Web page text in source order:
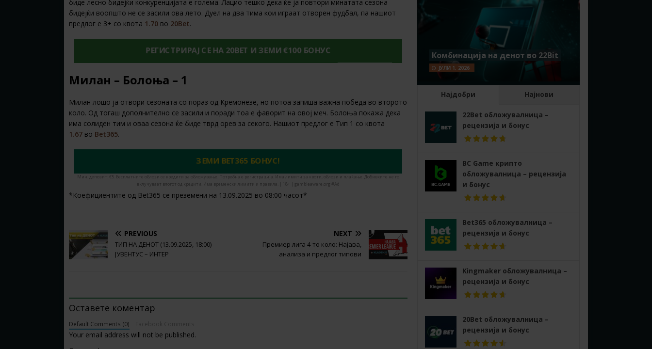
биде лесно бидејќи конкуренцијата е голема. Лацио тешко дека ќе ја повтори минатата сезона
бидејќи воопшто не се засили ова лето. Дуел на два тима кои играат отворен фудбал, па нашиот
предлог е 3+ со квота 1.70 во 20Bet.
РЕГИСТРИРАЈ СЕ НА 20BET И ЗЕМИ €100 БОНУС
Милан – Болоња – 1
Милан лошо ја отвори сезоната со пораз од Кремонезе, но потоа запиша важна победа во второто
коло. Од тогаш дополнително се засили и поради тоа е фаворит на овој меч. Болоња покажа дека
има солиден тим и оваа сезона ќе биде тврд орев за секого. Нашиот предлог е Тип 1 со квота
1.67 во Bet365.
ЗЕМИ BET365 БОНУС!
Мин. депозит: €5. Бесплатните облози се кредити за обложување. Потребна е регистрација. Има лимити за квоти, облози и плаќање. Добивките не го
вклучуваат влогот од кредити. Има временски лимити и правила. | 18+ | gambleaware.org #Ad
*Коефициентите од Bet365 се преземени на 13.09.2025 во 08:00 часот*
PREVIOUS
ТИП НА ДЕНОТ (13.09.2025, 18:00)
ЈУВЕНТУС – ИНТЕР
NEXT
Премиер лига 4-то коло: Најава,
анализа и предлог типови
Оставете коментар
Default Comments (0)
Your email address will not be published.
Комбинација на денот во 22Bit
ЈУЛИ 1, 2026
Најдобри Најнови
22Bet обложувалница –
рецензија и бонус
BC Game крипто
обложувалница – рецензија
и бонус
Bet365 обложувалница –
рецензија и бонус
Kingmaker обложувалница –
рецензија и бонус
20Bet обложувалница –
рецензија и бонус